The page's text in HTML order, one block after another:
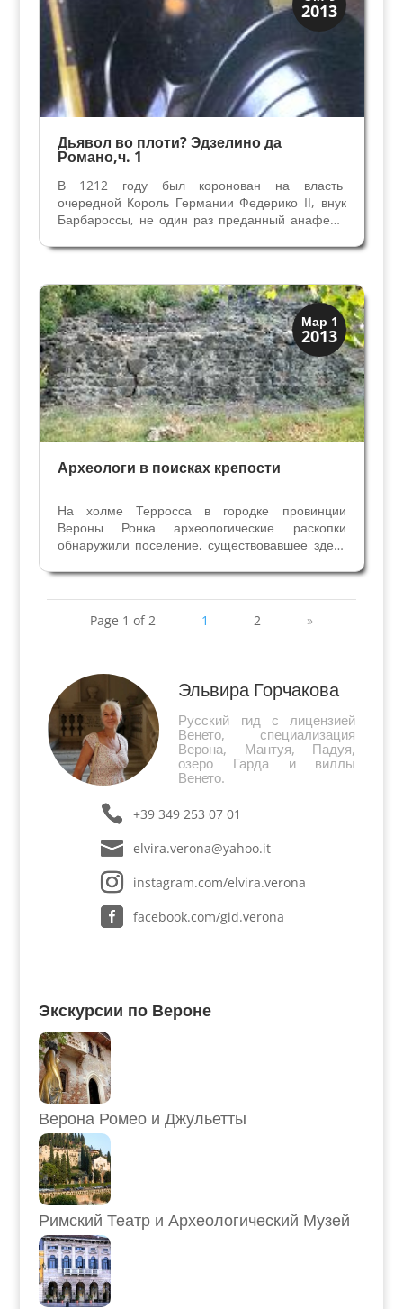
2013
Средневековая
Дьявол во плоти? Эдзелино да
Романо,ч. 1
В 1212 году был коронован на власть
очередной Король Германии Федерико II, внук
Барбароссы, не один раз преданный анафеме
ставший главой гибеллинов Италии. (Гибеллины
противовес им...
Мар 1
2013
Археология
История
Археологи в поисках крепости
На холме Терросса в городке провинции
Вероны Ронка археологические раскопки
обнаружили поселение, существовавшее здесь
крепости на этом месте была деревня. От
древней крепости теперь видимых построек и
стен уже не...
Page 1 of 2 1 2 »
Эльвира Горчакова
Русский гид с лицензией
Венето, специализация
Верона, Мантуя, Падуя,
озеро Гарда и виллы
Венето.
+39 349 253 07 01
elvira.verona@yahoo.it
instagram.com/elvira.verona
facebook.com/gid.verona
Экскурсии по Вероне
Верона Ромео и Джульетты
Римский Театр и Археологический Музей